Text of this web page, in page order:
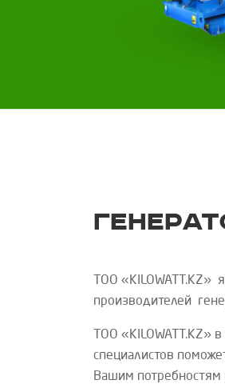
ТОО «KILOWATT .KZ»
производителей
ТОО «KILOWATT .KZ» в
специалистов
Вашим потребностям